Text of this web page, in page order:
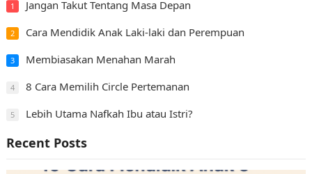
1 Jangan Takut Tentang Masa Depan
2 Cara Mendidik Anak Laki-laki dan Perempuan
3 Membiasakan Menahan Marah
4 8 Cara Memilih Circle Pertemanan
5 Lebih Utama Nafkah Ibu atau Istri?
Recent Posts